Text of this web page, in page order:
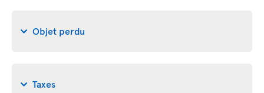
Objet perdu
Taxes